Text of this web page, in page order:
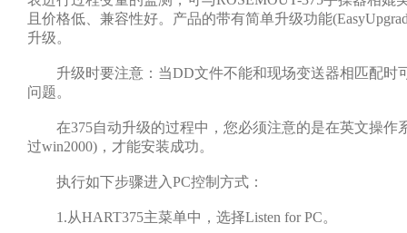
且价格低、兼容性好。产品的带有简单升级功能
升级。
升级时要注意：当DD文件不能和现场变送器相匹配时
问题。
在375自动升级的过程中，您必须注意的是在英文操作
过win2000)，才能安装成功。
执行如下步骤进入PC控制方式：
1.从HART375主菜单中，选择Listen for PC。